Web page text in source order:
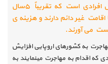
است که تقریباً۵سال
غیر دائم دارند و هزینه­ ی
دست می­ آورند.
به کشورهای اروپایی افزایش
که اقدام به مهاجرت می­نمایند به